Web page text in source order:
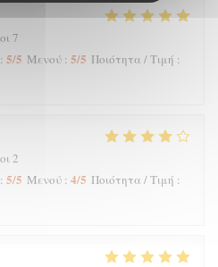
7
: 5/5 Μενού : 5/5 Ποιότητα / Τιμή :
2
: 5/5 Μενού : 4/5 Ποιότητα / Τιμή :